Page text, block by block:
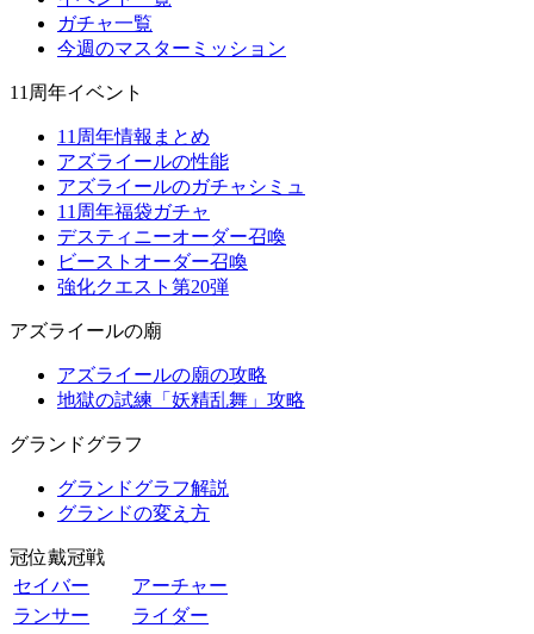
ガチャ一覧
今週のマスターミッション
11周年イベント
11周年情報まとめ
アズライールの性能
アズライールのガチャシミュ
11周年福袋ガチャ
デスティニーオーダー召喚
ビーストオーダー召喚
強化クエスト第20弾
アズライールの廟
アズライールの廟の攻略
地獄の試練「妖精乱舞」攻略
グランドグラフ
グランドグラフ解説
グランドの変え方
冠位戴冠戦
セイバー
アーチャー
ランサー
ライダー